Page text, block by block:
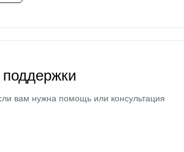
вам нужна помощь или консультация